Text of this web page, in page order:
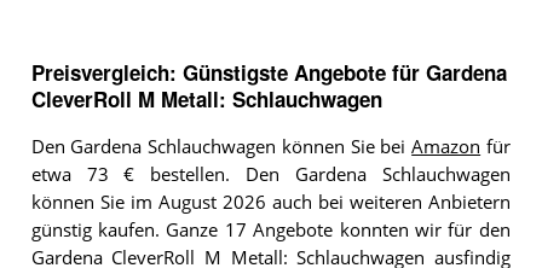
Preisvergleich: Günstigste Angebote für Gardena
CleverRoll M Metall: Schlauchwagen
Den Gardena Schlauchwagen können Sie beiAmazon für
etwa 73 € bestellen. Den Gardena Schlauchwagen
können Sie im August 2026 auch bei weiteren Anbietern
günstig kaufen. Ganze 17 Angebote konnten wir für den
Gardena CleverRoll M Metall: Schlauchwagen ausfindig